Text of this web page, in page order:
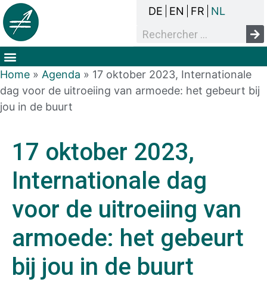
DE EN FR NL
Home » Agenda » 17 oktober 2023, Internationale
dag voor de uitroeiing van armoede: het gebeurt bij
jou in de buurt
17 oktober 2023,
Internationale dag
voor de uitroeiing van
armoede: het gebeurt
bij jou in de buurt